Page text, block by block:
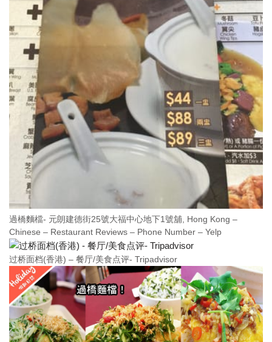
過橋麵檔- 元朗建德街25號大福中心地下1號舖, Hong Kong –
Chinese – Restaurant Reviews – Phone Number – Yelp
过桥面档(香港) – 餐厅/美食点评- Tripadvisor